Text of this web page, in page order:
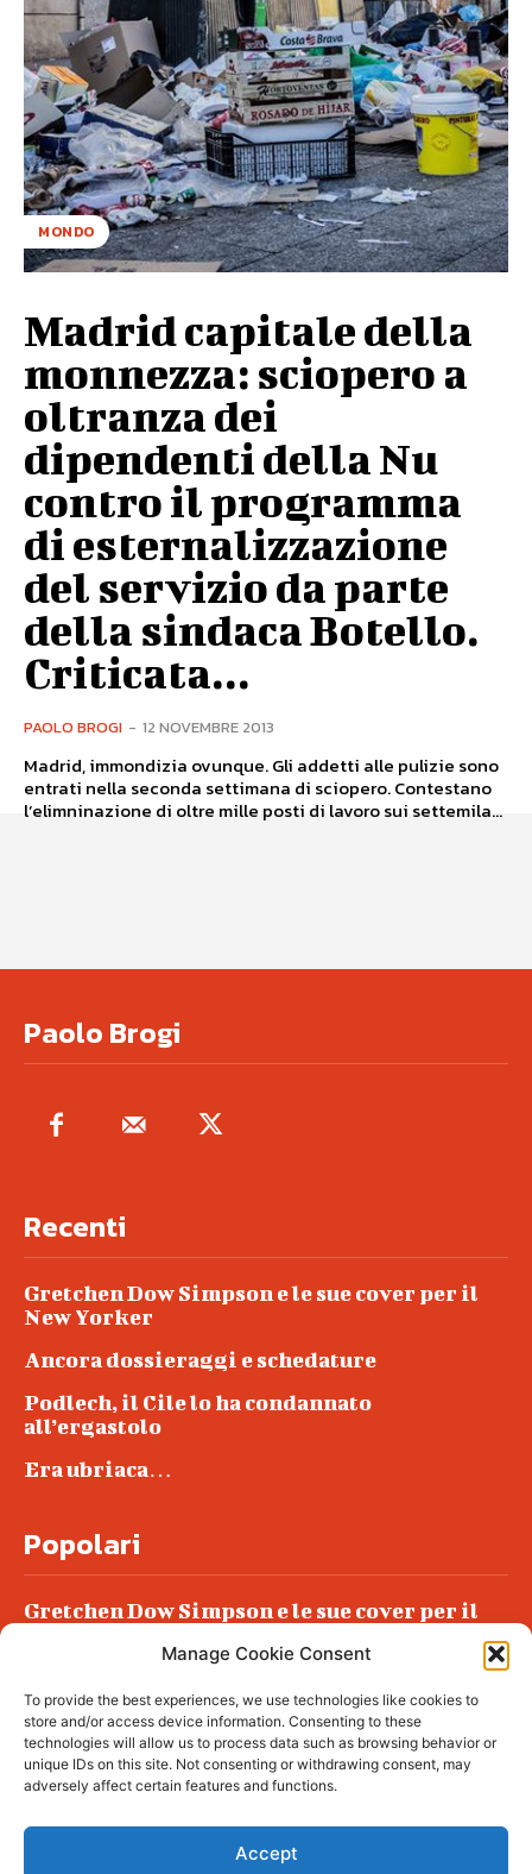
Manage Cookie Consent
To provide the best experiences, we use technologies like cookies to
store and/or access device information. Consenting to these
technologies will allow us to process data such as browsing behavior or
unique IDs on this site. Not consenting or withdrawing consent, may
adversely affect certain features and functions.
Accept
MONDO
Madrid capitale della
monnezza: sciopero a
oltranza dei
dipendenti della Nu
contro il programma
di esternalizzazione
del servizio da parte
della sindaca Botello.
Criticata...
PAOLO BROGI - 12 NOVEMBRE 2013
Madrid, immondizia ovunque. Gli addetti alle pulizie sono
entrati nella seconda settimana di sciopero. Contestano
l’elimninazione di oltre mille posti di lavoro sui settemila...
Paolo Brogi
Recenti
Gretchen Dow Simpson e le sue cover per il
New Yorker
Ancora dossieraggi e schedature
Podlech, il Cile lo ha condannato
all’ergastolo
Era ubriaca…
Popolari
Gretchen Dow Simpson e le sue cover per il
Podlech, il Cile lo ha condannato
all’ergastolo
Era ubriaca…